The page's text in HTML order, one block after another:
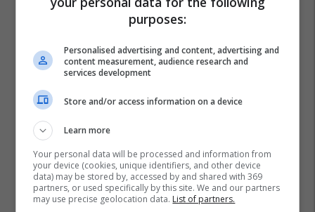
purposes:
Personalised advertising and content, advertising and
content measurement, audience research and
services development
Store and/or access information on a device
Learn more
Your personal data will be processed and information from
your device (cookies, unique identifiers, and other device
data) may be stored by, accessed by and shared with 369
partners, or used specifically by this site. We and our partners
may use precise geolocation data. List of partners.